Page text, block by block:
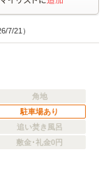
7/21）
角地
駐車場あり
追い焚き風呂
敷金･礼金0円